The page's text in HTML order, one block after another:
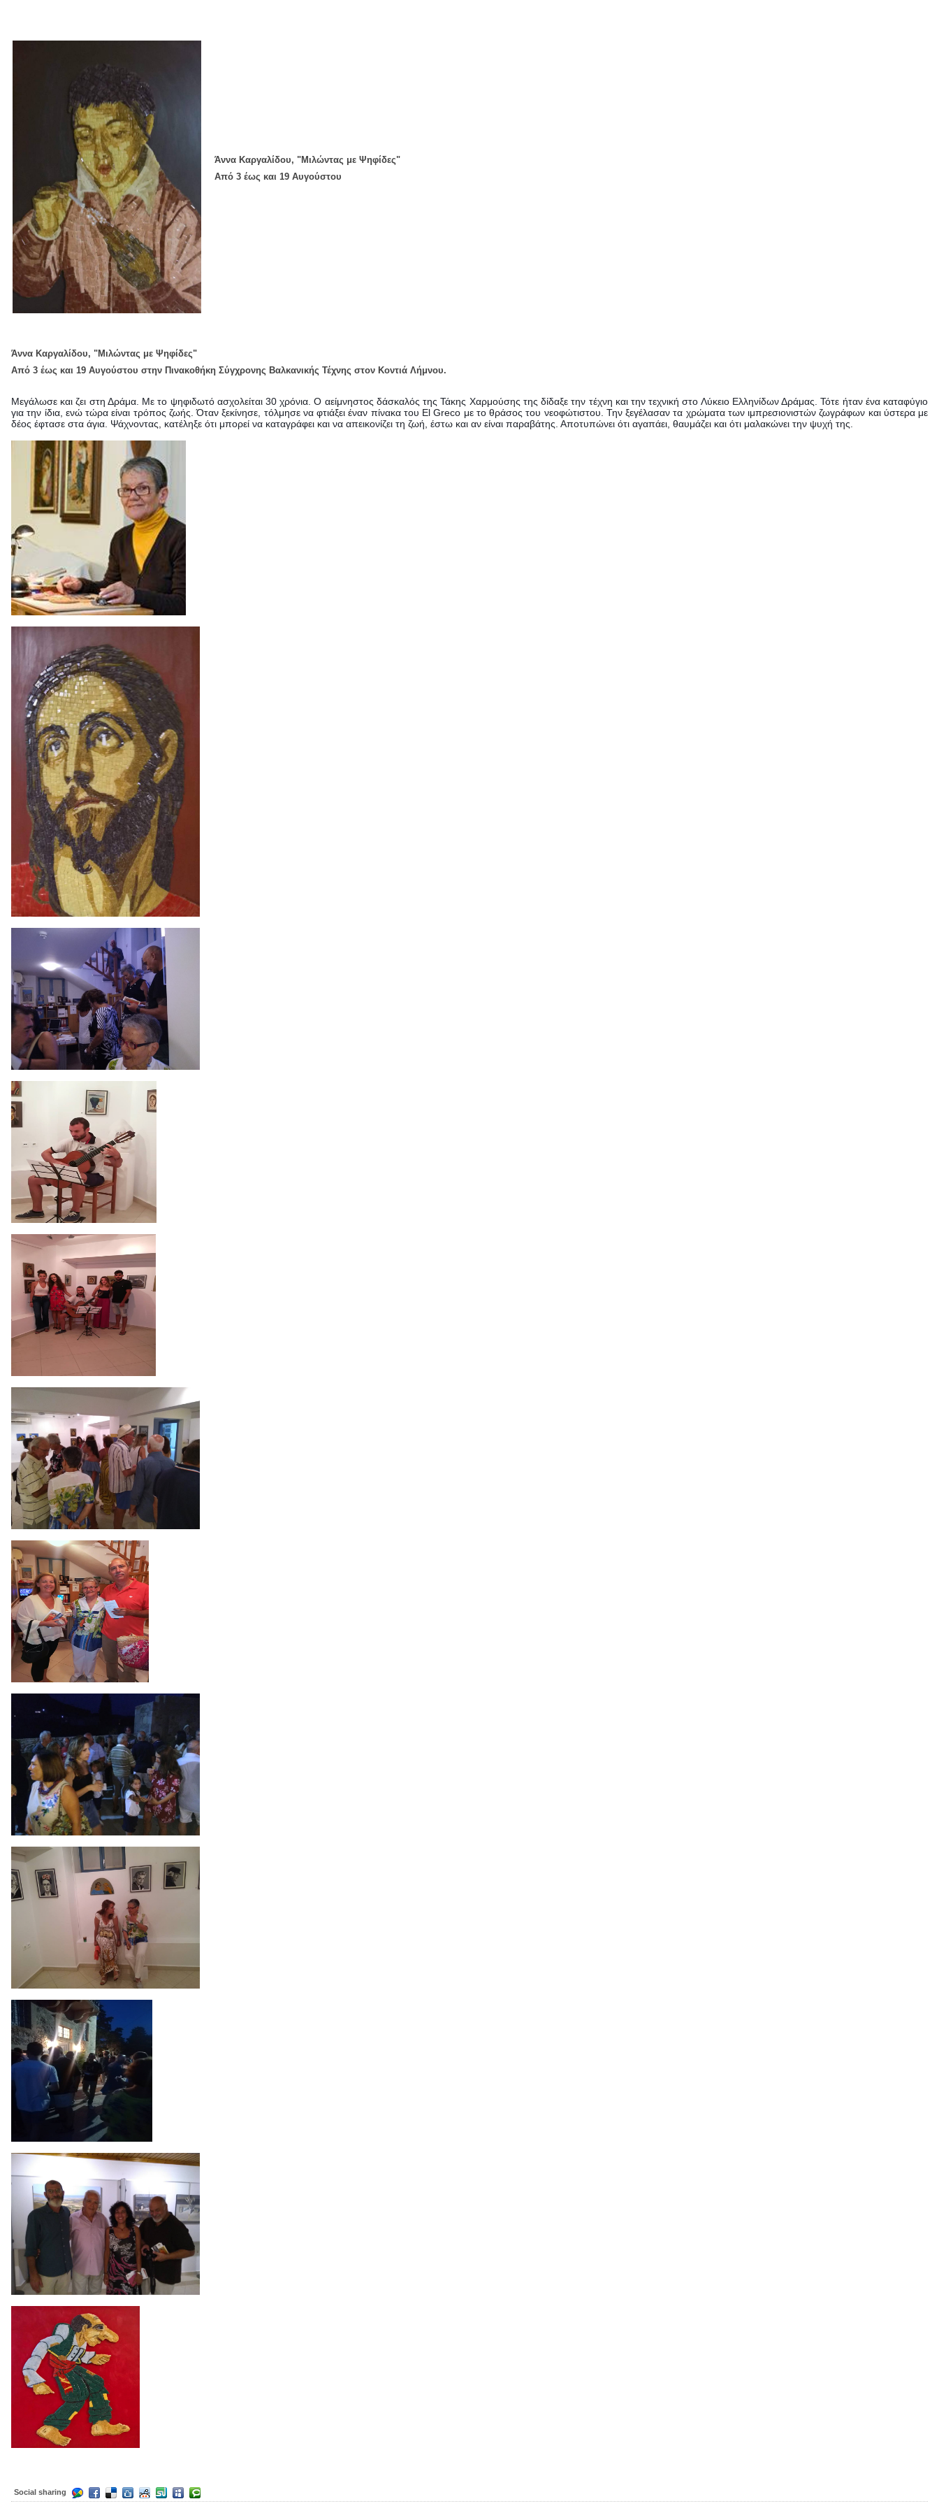
Άννα Καργαλίδου, "Μιλώντας με Ψηφίδες"
Από 3 έως και 19 Αυγούστου
Άννα Καργαλίδου, "Μιλώντας με Ψηφίδες"
Από 3 έως και 19 Αυγούστου στην Πινακοθήκη Σύγχρονης Βαλκανικής Τέχνης στον Κοντιά Λήμνου.
Μεγάλωσε και ζει στη Δράμα. Με το ψηφιδωτό ασχολείται 30 χρόνια. Ο αείμνηστος δάσκαλός της Τάκης Χαρμούσης της δίδαξε την τέχνη και την τεχνική στο Λύκειο Ελληνίδων Δράμας. Τότε ήταν ένα καταφύγιο
για την ίδια, ενώ τώρα είναι τρόπος ζωής. Όταν ξεκίνησε, τόλμησε να φτιάξει έναν πίνακα του El Greco με το θράσος του νεοφώτιστου. Την ξεγέλασαν τα χρώματα των ιμπρεσιονιστών ζωγράφων και ύστερα με
δέος έφτασε στα άγια. Ψάχνοντας, κατέληξε ότι μπορεί να καταγράφει και να απεικονίζει τη ζωή, έστω και αν είναι παραβάτης. Αποτυπώνει ότι αγαπάει, θαυμάζει και ότι μαλακώνει την ψυχή της.
Social sharing